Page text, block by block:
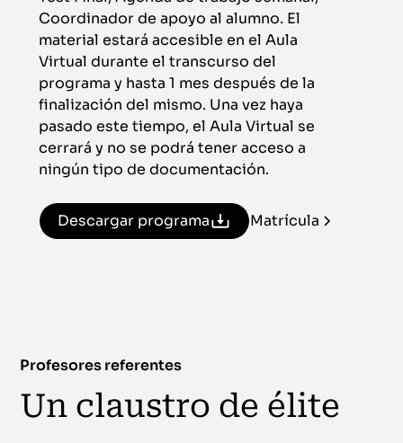
Coordinador de apoyo al alumno. El
material estará accesible en el Aula
Virtual durante el transcurso del
programa y hasta 1 mes después de la
finalización del mismo. Una vez haya
pasado este tiempo, el Aula Virtual se
cerrará y no se podrá tener acceso a
ningún tipo de documentación.
Descargar programa Matrícula
Profesores referentes
Un claustro de élite